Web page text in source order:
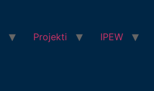
Projekti IPEW